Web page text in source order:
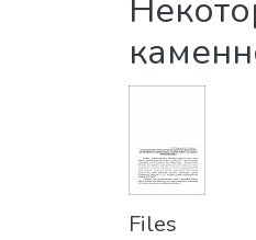
Files